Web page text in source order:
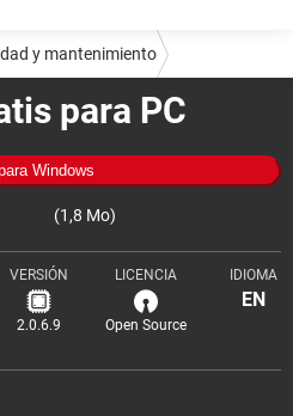
para PC
Windows
(1,8 Mo)
VERSIÓN
2.0.6.9
LICENCIA
Open Source
IDIOMA
EN
y mantenimiento